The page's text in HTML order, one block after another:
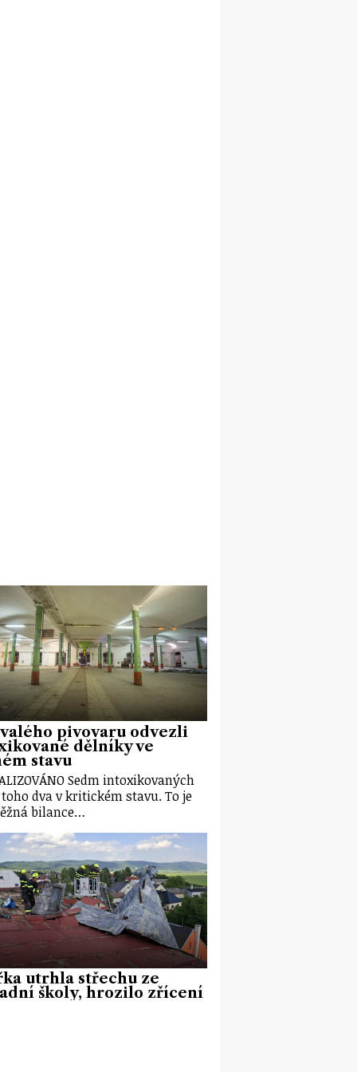
pivovaru odvezli
dělníky ve
stavu
Sedm intoxikovaných
dva v kritickém stavu. To je
bilance…
utrhla střechu ze
školy, hrozilo zřícení